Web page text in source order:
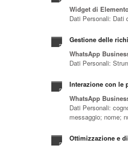
Widget di
Dati Personali: Dati
Gestione delle
WhatsApp
Dati Personali:
Interazione con le
WhatsApp
Dati Personali:
messaggio; nome;
Ottimizzazione e